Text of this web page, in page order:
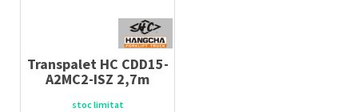
Transpalet HC CDD15-
A2MC2-ISZ 2,7m
Capacitate maximă:1500
stoc limitat